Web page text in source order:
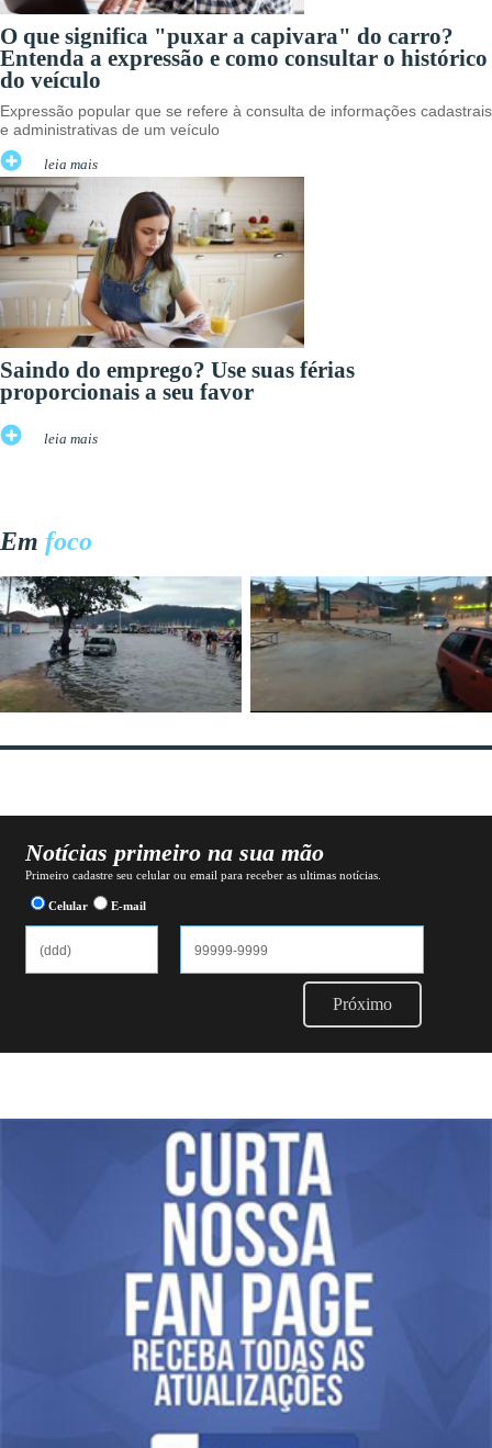
O que significa "puxar a capivara" do carro?
Entenda a expressão e como consultar o histórico
do veículo
Expressão popular que se refere à consulta de informações cadastrais
e administrativas de um veículo
leia mais
Saindo do emprego? Use suas férias
proporcionais a seu favor
leia mais
Em foco
Notícias primeiro na sua mão
Primeiro cadastre seu celular ou email para receber as ultimas notícias.
Celular E-mail
Próximo